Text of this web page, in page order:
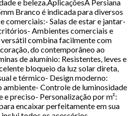
e beleza.AplicaçõesA Persiana
Branco é indicada para diversos
comerciais:- Salas de estar e jantar-
Ambientes comerciais e
combina facilmente com
do contemporâneo ao
de alumínio: Resistentes, leves e
bloqueio da luz solar direta,
e térmico- Design moderno:
ambiente- Controle de luminosidade
e preciso- Personalização por m²:
encaixar perfeitamente em sua